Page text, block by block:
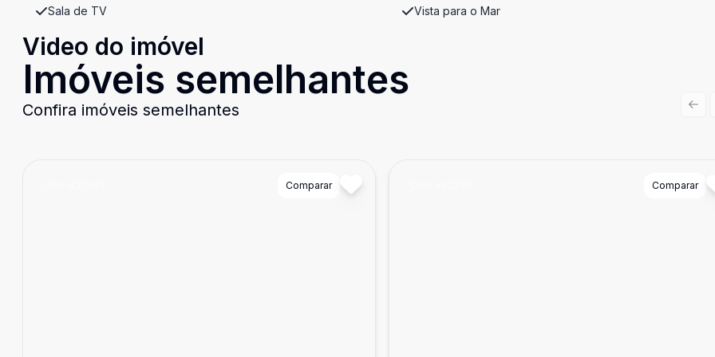
Sala de TV Vista para o Mar
Video do imóvel
Imóveis semelhantes
Confira imóveis semelhantes
Comparar Comparar